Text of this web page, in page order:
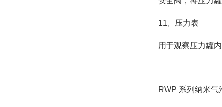
11、压力表
用于观察压力罐
RWP 系列纳米气